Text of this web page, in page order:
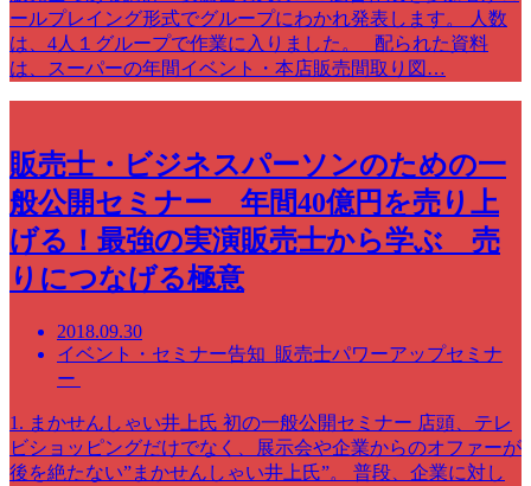
ールプレイング形式でグループにわかれ発表します。 人数
は、4人１グループで作業に入りました。 配られた資料
は、スーパーの年間イベント・本店販売間取り図…
販売士・ビジネスパーソンのための一
般公開セミナー 年間40億円を売り上
げる！最強の実演販売士から学ぶ 売
りにつなげる極意
2018.09.30
イベント・セミナー告知 販売士パワーアップセミナ
ー
1. まかせんしゃい井上氏 初の一般公開セミナー 店頭、テレ
ビショッピングだけでなく、展示会や企業からのオファーが
後を絶たない”まかせんしゃい井上氏”。 普段、企業に対し